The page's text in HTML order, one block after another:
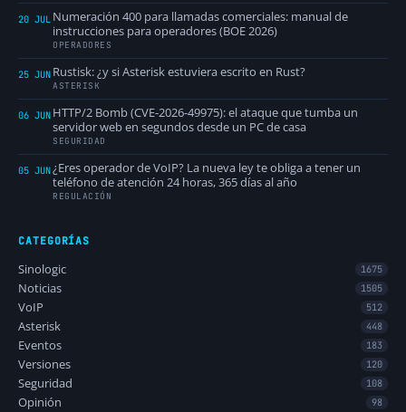
20 JUL Numeración 400 para llamadas comerciales: manual de
instrucciones para operadores (BOE 2026)
OPERADORES
25 JUN Rustisk: ¿y si Asterisk estuviera escrito en Rust?
ASTERISK
06 JUN HTTP/2 Bomb (CVE-2026-49975): el ataque que tumba un
servidor web en segundos desde un PC de casa
SEGURIDAD
05 JUN¿Eres operador de VoIP? La nueva ley te obliga a tener un
teléfono de atención 24 horas, 365 días al año
REGULACIÓN
CATEGORÍAS
Sinologic 1675
Noticias 1505
VoIP 512
Asterisk 448
Eventos 183
Versiones 120
Seguridad 108
Opinión 98